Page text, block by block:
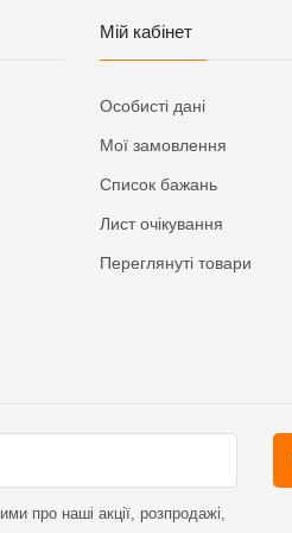
Мій кабінет
Особисті дані
Мої замовлення
Список бажань
Лист очікування
Переглянуті товари
про наші акції, розпродажі,